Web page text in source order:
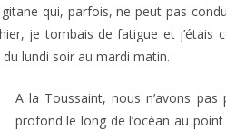
qui, parfois, ne peut pas
je tombais de fatigue et j’étais
lundi soir au mardi matin.
A la Toussaint, nous n’avons
profond le long de l’océan au